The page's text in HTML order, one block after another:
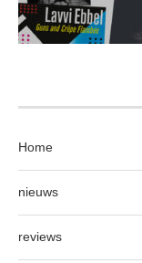
Home
nieuws
reviews